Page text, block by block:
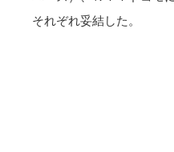
それぞれ妥結した。